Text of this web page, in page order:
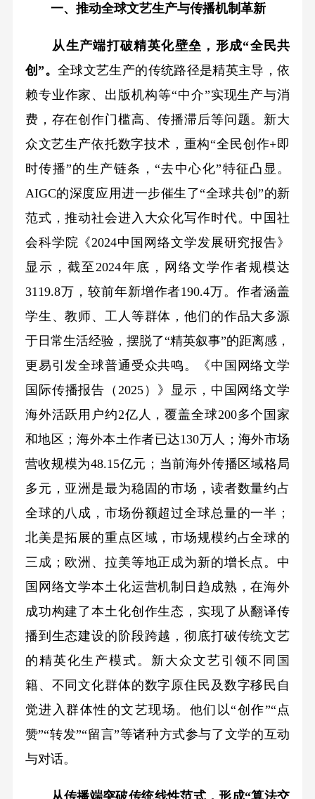
一、推动全球文艺生产与传播机制革新
从生产端打破精英化壁垒，形成“全民共
创”。 全球文艺生产的传统路径是精英主导，依
赖专业作家、出版机构等“中介”实现生产与消
费，存在创作门槛高、传播滞后等问题。新大
众文艺生产依托数字技术，重构“全民创作+即
时传播”的生产链条，“去中心化”特征凸显。
AIGC的深度应用进一步催生了“全球共创”的新
范式，推动社会进入大众化写作时代。中国社
会科学院《2024中国网络文学发展研究报告》
显示，截至2024年底，网络文学作者规模达
3119.8万，较前年新增作者190.4万。作者涵盖
学生、教师、工人等群体，他们的作品大多源
于日常生活经验，摆脱了“精英叙事”的距离感，
更易引发全球普通受众共鸣。《中国网络文学
国际传播报告（2025）》显示，中国网络文学
海外活跃用户约2亿人，覆盖全球200多个国家
和地区；海外本土作者已达130万人；海外市场
营收规模为48.15亿元；当前海外传播区域格局
多元，亚洲是最为稳固的市场，读者数量约占
全球的八成，市场份额超过全球总量的一半；
北美是拓展的重点区域，市场规模约占全球的
三成；欧洲、拉美等地正成为新的增长点。中
国网络文学本土化运营机制日趋成熟，在海外
成功构建了本土化创作生态，实现了从翻译传
播到生态建设的阶段跨越，彻底打破传统文艺
的精英化生产模式。新大众文艺引领不同国
籍、不同文化群体的数字原住民及数字移民自
觉进入群体性的文艺现场。他们以“创作”“点
赞”“转发”“留言”等诸种方式参与了文学的互动
与对话。